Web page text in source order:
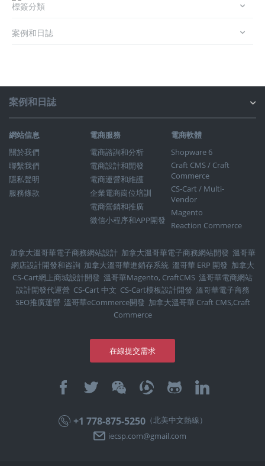
標簽分類
案例和日誌
案例和日誌
網站信息
關於我們
聯繫我們
隱私聲明
服務條款
電商服務
電商諮詢和分析
電商設計和開發
電商運營和維護
企業電商崗位培訓
電商營銷和推廣
微信小程序和APP開發
電商軟體
Shopware 6
Craft CMS / Craft
Commerce
CS-Cart / Multi-
Vendor
Magento
Reaction Commerce
加拿大溫哥華電子商務網站設計 加拿大溫哥華電子商務網站開發 溫哥華
網店設計開發和咨詢 加拿大溫哥華進銷存系統 溫哥華 ERP 開發 加拿大
CS-Cart網上商城設計開發 溫哥華Magento, CraftCMS 溫哥華電商網站
設計開發代運營 CS-Cart 中文 CS-Cart模板設計開發 溫哥華電子商務
SEO推廣運營 溫哥華eCommerce開發 加拿大溫哥華 Craft CMS,Craft
Commerce
在線提交需求
+1 778-875-5250（北美中文熱線）
iecsp.com@gmail.com